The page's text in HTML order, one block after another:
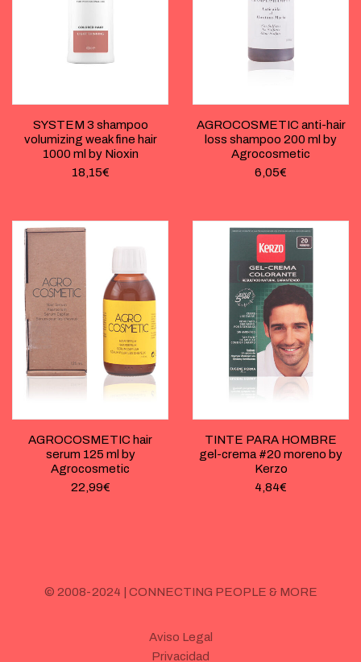
SYSTEM 3 shampoo
volumizing weak fine hair
1000 ml by Nioxin
18,15€
AGROCOSMETIC anti-hair
loss shampoo 200 ml by
Agrocosmetic
6,05€
AGROCOSMETIC hair
serum 125 ml by
Agrocosmetic
22,99€
TINTE PARA HOMBRE
gel-crema #20 moreno by
Kerzo
4,84€
© 2008-2024 | CONNECTING PEOPLE & MORE
Aviso Legal
Privacidad